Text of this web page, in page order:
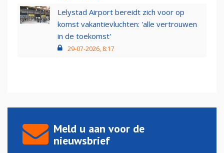
Lelystad Airport bereidt zich voor op
komst vakantievluchten: 'alle vertrouwen
in de toekomst'
29-07-2026, 8:17
Meld u aan voor de
nieuwsbrief